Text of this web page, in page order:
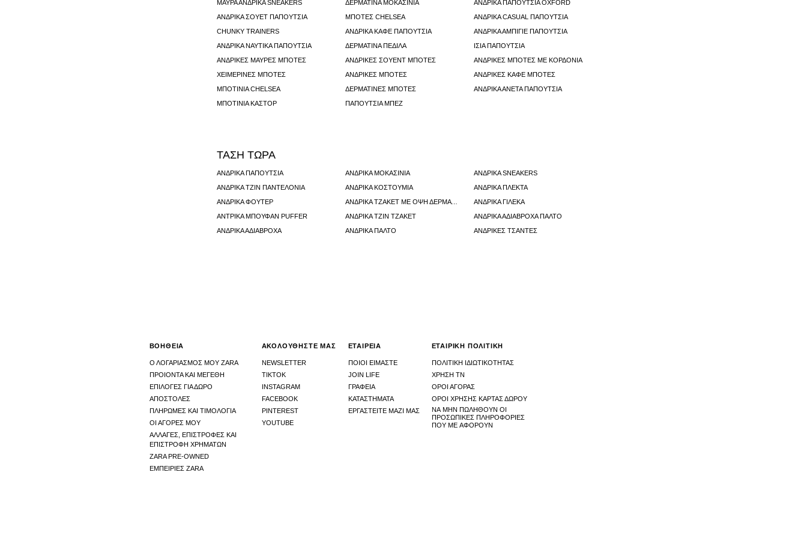
ΜΑΎΡΑ ΑΝΔΡΙΚΆ SNEAKERS
ΔΕΡΜΆΤΙΝΑ ΜΟΚΑΣΊΝΙΑ
ΑΝΔΡΙΚΆ ΠΑΠΟΎΤΣΙΑ OXFORD
ΑΝΔΡΙΚΆ ΣΟΥΈΤ ΠΑΠΟΎΤΣΙΑ
ΜΠΌΤΕΣ CHELSEA
ΑΝΔΡΙΚΆ CASUAL ΠΑΠΟΎΤΣΙΑ
CHUNKY TRAINERS
ΑΝΔΡΙΚΆ ΚΑΦΈ ΠΑΠΟΎΤΣΙΑ
ΑΝΔΡΙΚΆ ΑΜΠΙΓΙΈ ΠΑΠΟΎΤΣΙΑ
ΑΝΔΡΙΚΆ ΝΑΥΤΙΚΆ ΠΑΠΟΎΤΣΙΑ
ΔΕΡΜΑΤΙΝΑ ΠΕΔΙΛΑ
ΙΣΙΑ ΠΑΠΟΥΤΣΙΑ
ΑΝΔΡΙΚΈΣ ΜΑΎΡΕΣ ΜΠΌΤΕΣ
ΑΝΔΡΙΚΈΣ ΣΟΥΈΝΤ ΜΠΌΤΕΣ
ΑΝΔΡΙΚΈΣ ΜΠΌΤΕΣ ΜΕ ΚΟΡΔΌΝΙΑ
ΧΕΙΜΕΡΙΝΈΣ ΜΠΌΤΕΣ
ΑΝΔΡΙΚΈΣ ΜΠΌΤΕΣ
ΑΝΔΡΙΚΈΣ ΚΑΦΈ ΜΠΌΤΕΣ
ΜΠΟΤΙΝΙΑ CHELSEA
ΔΕΡΜΑΤΙΝΕΣ ΜΠΟΤΕΣ
ΑΝΔΡΙΚΆ ΆΝΕΤΑ ΠΑΠΟΎΤΣΙΑ
ΜΠΟΤΙΝΙΑ ΚΑΣΤΟΡ
ΠΑΠΟΥΤΣΙΑ ΜΠΕΖ
ΤΑΣΗ ΤΩΡΑ
ΑΝΔΡΙΚΆ ΠΑΠΟΎΤΣΙΑ ΑΝΔΡΙΚΆ ΜΟΚΑΣΊΝΙΑ
ΑΝΔΡΙΚΆ SNEAKERS
ΑΝΔΡΙΚΆ ΤΖΙΝ ΠΑΝΤΕΛΌΝΙΑ
ΑΝΔΡΙΚΆ ΚΟΣΤΟΎΜΙΑ
ΑΝΔΡΙΚΆ ΠΛΕΚΤΆ
ΑΝΔΡΙΚΆ ΦΟΎΤΕΡ
ΑΝΔΡΙΚΆ ΤΖΆΚΕΤ ΜΕ ΌΨΗ ΔΈΡΜΑΤΟΣ
ΑΝΔΡΙΚΆ ΓΙΛΈΚΑ
ΑΝΤΡΙΚΆ ΜΠΟΥΦΆΝ PUFFER
ΑΝΔΡΙΚΆ ΤΖΙΝ ΤΖΆΚΕΤ
ΑΝΔΡΙΚΆ ΑΔΙΆΒΡΟΧΑ ΠΑΛΤΌ
ΑΝΔΡΙΚΆ ΑΔΙΆΒΡΟΧΑ
ΑΝΔΡΙΚΆ ΠΑΛΤΌ ΑΝΔΡΙΚΈΣ ΤΣΆΝΤΕΣ
ΒΟΗΘΕΙΑ
Ο ΛΟΓΑΡΙΑΣΜΟΣ ΜΟΥ ZARA
ΠΡΟΙΟΝΤΑ ΚΑΙ ΜΕΓΕΘΗ
ΕΠΙΛΟΓΕΣ ΓΙΑ ΔΩΡΟ
ΑΠΟΣΤΟΛΕΣ
ΠΛΗΡΩΜΕΣ ΚΑΙ ΤΙΜΟΛΟΓΙΑ
ΟΙ ΑΓΟΡΕΣ ΜΟΥ
ΑΛΛΑΓΕΣ, ΕΠΙΣΤΡΟΦΕΣ ΚΑΙ
ΕΠΙΣΤΡΟΦΗ ΧΡΗΜΑΤΩΝ
ZARA PRE-OWNED
ΕΜΠΕΙΡΙΕΣ ZARA
ΑΚΟΛΟΥΘΗΣΤΕ ΜΑΣ
NEWSLETTER
TIKTOK
INSTAGRAM
FACEBOOK
PINTEREST
YOUTUBE
ΕΤΑΙΡΕΙΑ
ΠΟΙΟΙ ΕΙΜΑΣΤΕ
JOIN LIFE
ΓΡΑΦΕΙΑ
ΚΑΤΑΣΤHΜΑΤΑ
ΕΡΓΑΣΤΕΙΤΕ ΜΑΖΙ ΜΑΣ
ΕΤΑΙΡΙΚΗ ΠΟΛΙΤΙΚΗ
ΠΟΛΙΤΙΚΗ ΙΔΙΩΤΙΚΟΤΗΤΑΣ
ΧΡΉΣΗ ΤΝ
ΟΡΟΙ ΑΓΟΡΑΣ
ΟΡΟΙ ΧΡΗΣΗΣ ΚΑΡΤΑΣ ΔΩΡΟΥ
ΝΑ ΜΗΝ ΠΩΛΗΘΟΎΝ ΟΙ
ΠΡΟΣΩΠΙΚΈΣ ΠΛΗΡΟΦΟΡΊΕΣ
ΠΟΥ ΜΕ ΑΦΟΡΟΎΝ